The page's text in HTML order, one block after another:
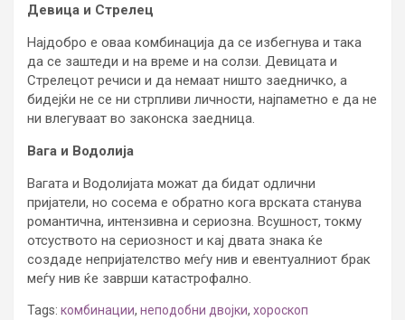
Девица и Стрелец
Најдобро е оваа комбинација да се избегнува и така
да се заштеди и на време и на солзи. Девицата и
Стрелецот речиси и да немаат ништо заедничко, а
бидејќи не се ни стрпливи личности, најпаметно е да не
ни влегуваат во законска заедница.
Вага и Водолија
Вагата и Водолијата можат да бидат одлични
пријатели, но сосема е обратно кога врската станува
романтична, интензивна и сериозна. Всушност, токму
отсуството на сериозност и кај двата знака ќе
создаде непријателство меѓу нив и евентуалниот брак
меѓу нив ќе заврши катастрофално.
Tags: комбинации, неподобни двојки, хороскоп